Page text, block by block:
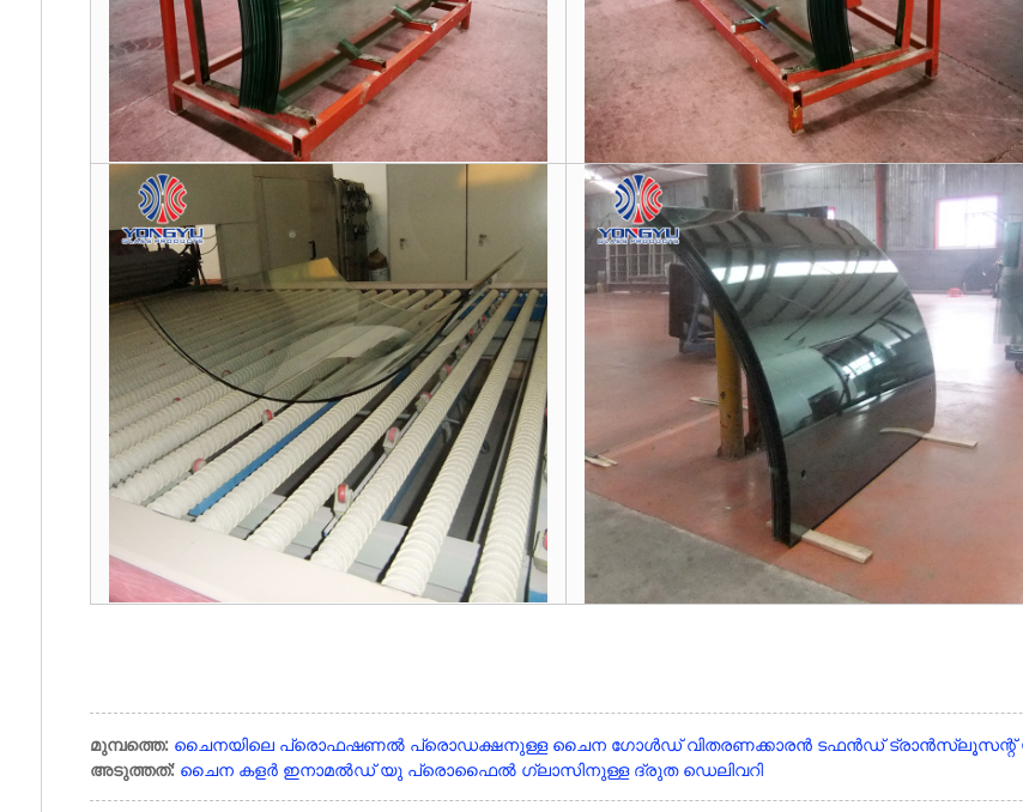
മുമ്പത്തെ: ചൈനയിലെ പ്രൊഫഷണൽ പ്രൊഡക്ഷനുള്ള ചൈന ഗോൾഡ് വിതരണക്കാരൻ ടഫൻഡ്
അടുത്തത്: ചൈന കളർ ഇനാമൽഡ് യു പ്രൊഫൈൽ ഗ്ലാസിനുള്ള ദ്രുത ഡെലിവറി